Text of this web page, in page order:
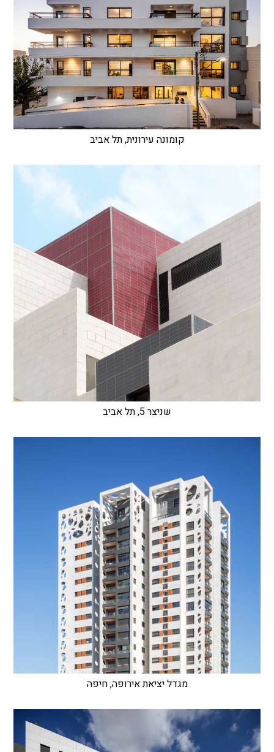
קומונה עירונית, תל אביב
שניצר 5, תל אביב
מגדל יציאת אירופה, חיפה